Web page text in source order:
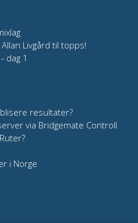
Livgård til topps!
dag 1
resultater?
via Bridgemate Controll
i Norge